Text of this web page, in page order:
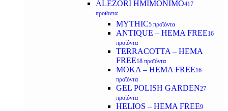
ALEZORI ΗΜΙΜΟΝΙΜΟ417
προϊόντα
MYTHIC5 προϊόντα
ANTIQUE – HEMA FREE16
προϊόντα
TERRACOTTA – HEMA
FREE18 προϊόντα
MOKA – HEMA FREE16
προϊόντα
GEL POLISH GARDEN27
προϊόντα
HELIOS – HEMA FREE9